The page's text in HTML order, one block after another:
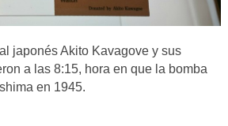
japonés Akito Kavagove y sus
a las 8:15, hora en que la bomba
en 1945.